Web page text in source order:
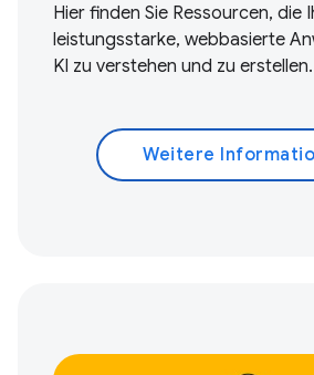
Hier finden Sie Ressourcen, die
leistungsstarke, webbasierte
KI zu verstehen und zu erstellen.
Weitere